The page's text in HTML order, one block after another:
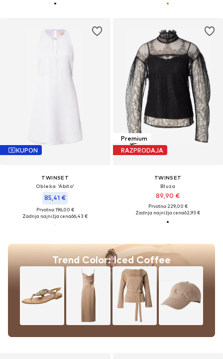
KUPON
TWINSET
Obleka 'Abito'
85,41 €
Prvotno: 196,00 €
Zadnja najnižja cena66,43 €
Trend Color: Iced Coffee
Premium
RAZPRODAJA
TWINSET
Bluza
89,90 €
Prvotno: 229,00 €
Zadnja najnižja cena62,93 €